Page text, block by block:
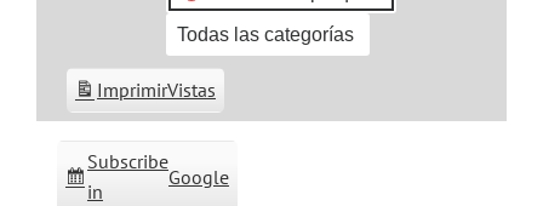
Todas las categorías
Subscribe
in
Google
ImprimirVistas